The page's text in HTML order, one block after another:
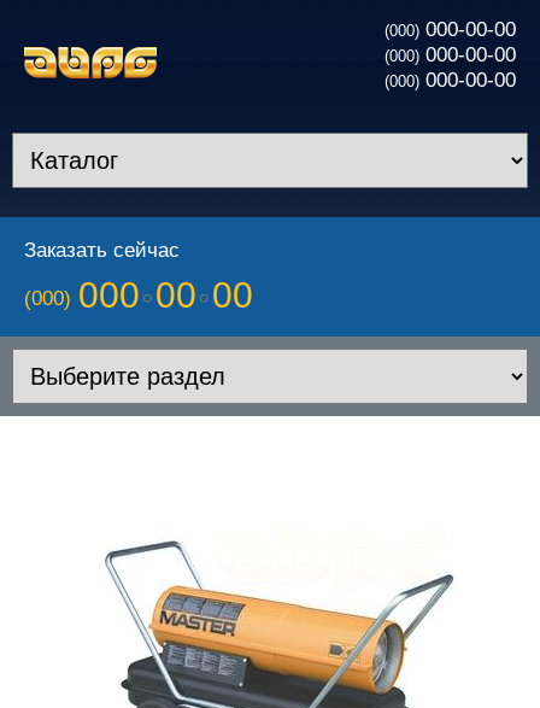
(000) 000-00-00
(000) 000-00-00
(000) 000-00-00
Заказать сейчас
(000) 000 00 00